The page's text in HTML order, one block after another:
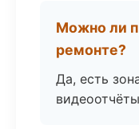
Можно ли
ремонте?
Да, есть